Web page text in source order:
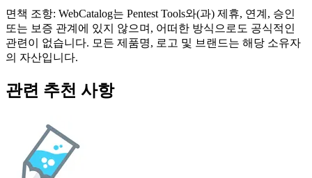
면책 조항: WebCatalog는 Pentest Tools와(과) 제휴, 연계, 승인
또는 보증 관계에 있지 않으며, 어떠한 방식으로도 공식적인
관련이 없습니다. 모든 제품명, 로고 및 브랜드는 해당 소유자
의 자산입니다.
관련 추천 사항